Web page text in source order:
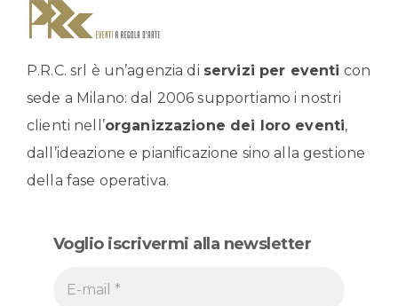
P.R.C. srl è un’agenzia di servizi per eventi con
sede a Milano: dal 2006 supportiamo i nostri
clienti nell’organizzazione dei loro eventi,
dall’ideazione e pianificazione sino alla gestione
della fase operativa.
Voglio iscrivermi alla newsletter